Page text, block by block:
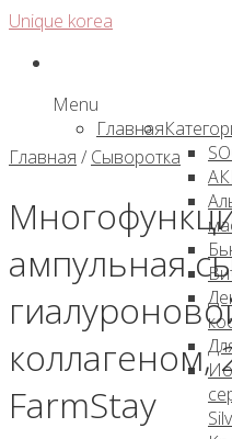
Skip
content
Unique korea
Menu
Главная
Главная / Сыворотка
ампульная
коллагеном,
FarmStay